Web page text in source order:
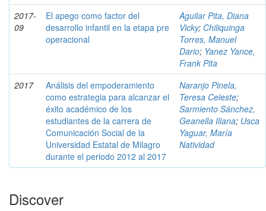
2017-
09
El apego como factor del
desarrollo infantil en la etapa pre
operacional
Aguilar Pita, Diana
Vicky; Chiliquinga
Torres, Manuel
Dario; Yanez Yance,
Frank Pita
2017
Análisis del empoderamiento
como estrategia para alcanzar el
éxito académico de los
estudiantes de la carrera de
Comunicación Social de la
Universidad Estatal de Milagro
durante el periodo 2012 al 2017
Naranjo Pinela,
Teresa Celeste;
Sarmiento Sánchez,
Geanella Iliana; Usca
Yaguar, María
Natividad
Discover